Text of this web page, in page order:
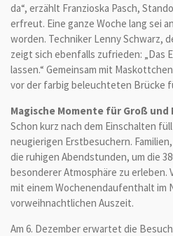
da“, erzählt Franzioska Pasch,
erfreut. Eine ganze Woche lang sei
worden. Techniker Lenny Schwarz,
zeigt sich ebenfalls zufrieden: „Das
lassen.“ Gemeinsam mit
vor der farbig beleuchteten Brücke
Magische Momente für Groß und
Schon kurz nach dem Einschalten
neugierigen Erstbesuchern.
die ruhigen Abendstunden, um die
besonderer Atmosphäre zu erleben.
mit einem Wochenendaufenthalt im
vorweihnachtlichen Auszeit.
Am 6. Dezember erwartet die